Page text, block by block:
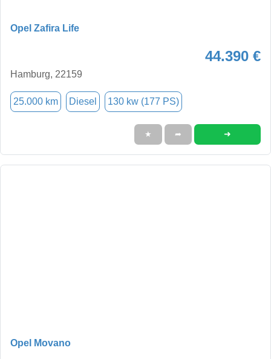
Opel Zafira Life
44.390 €
Hamburg, 22159
25.000 km Diesel 130 kw (177 PS)
★ ➦ ➜
Opel Movano